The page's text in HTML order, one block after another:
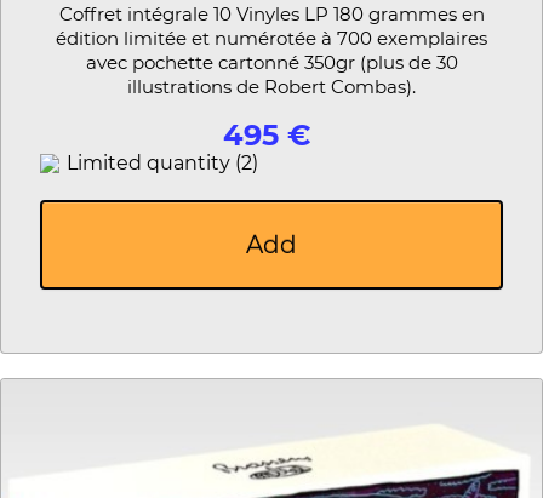
Coffret intégrale 10 Vinyles LP 180 grammes en
édition limitée et numérotée à 700 exemplaires
avec pochette cartonné 350gr (plus de 30
illustrations de Robert Combas).
495 €
Limited quantity (2)
Add